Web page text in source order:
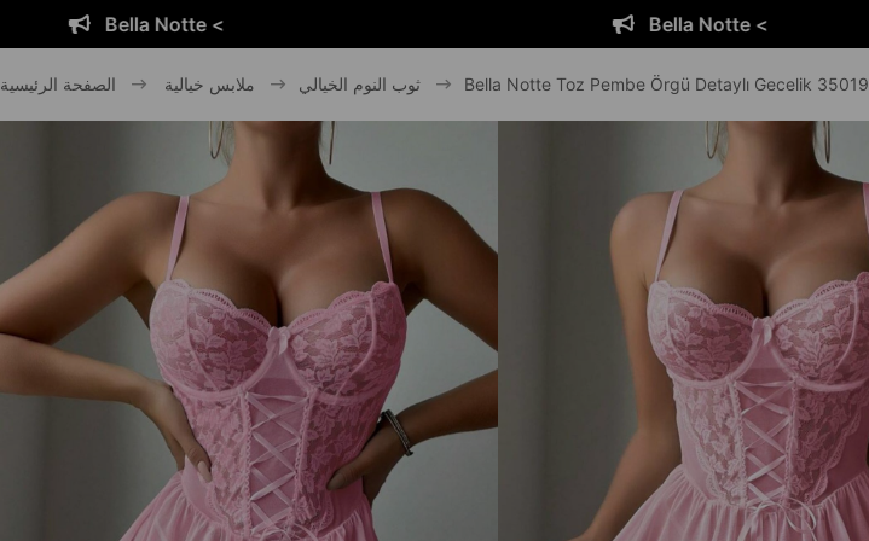
الصفحة الرئيسية ملابس خيالية ثوب النوم الخيالي Bella Notte Toz Pembe Örgü Detaylı Gecelik 35019